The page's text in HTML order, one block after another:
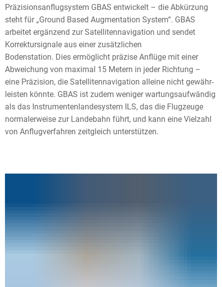
Präzisionsanflugsystem GBAS entwickelt – die Abkürzung
steht für „Ground Based Augmentation System“. GBAS
arbeitet ergänzend zur Satellitennavigation und sendet
Korrektursignale aus einer zusätzlichen
Bodenstation. Dies ermöglicht präzise Anflüge mit einer
Abweichung von maximal 15 Metern in jeder Richtung –
eine Präzision, die Satellitennavigation alleine nicht gewähr-
leisten könnte. GBAS ist zudem weniger wartungsaufwändig
als das Instrumentenlandesystem ILS, das die Flugzeuge
normalerweise zur Landebahn führt, und kann eine Vielzahl
von Anflugverfahren zeitgleich unterstützen.